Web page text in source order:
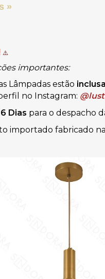
»
⚠️
importantes:
Lâmpadas estão
no Instagram:
Dias para o despacho
importado fabricado